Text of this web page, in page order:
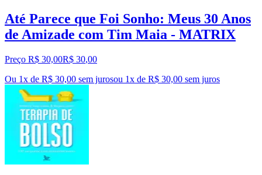
Até Parece que Foi Sonho: Meus 30 Anos
de Amizade com Tim Maia - MATRIX
Preço R$ 30,00R$ 30,00
Ou 1x de R$ 30,00 sem jurosou 1x de R$ 30,00 sem juros